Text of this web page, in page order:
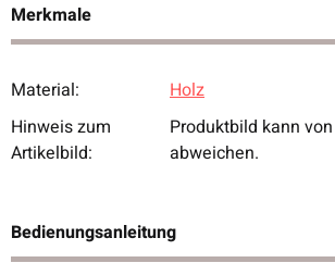
Merkmale
Produkteigenschaft
Wert
Material:
Holz
Hinweis zum
Artikelbild:
Produktbild kann
abweichen.
Bedienungsanleitung